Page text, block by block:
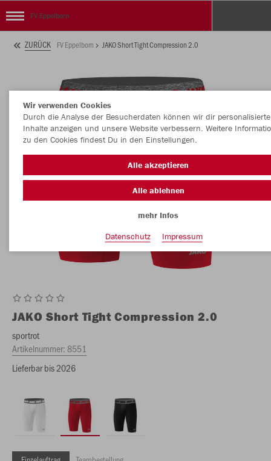
FV Eppelborn
ZURÜCK FV Eppelborn JAKO Short Tight Compression 2.0
JAKO Short Tight Compression 2.0
sportrot
Artikelnummer:8551
Lieferbar bis 2026
Wir verwenden Cookies
Durch die Analyse der Besucherdaten können wir dir personalisierte
Inhalte anzeigen und unsere Website verbessern. Weitere
zu den Cookies findest Du in den Einstellungen.
Alle akzeptieren
Alle ablehnen
mehr Infos
Datenschutz
Impressum